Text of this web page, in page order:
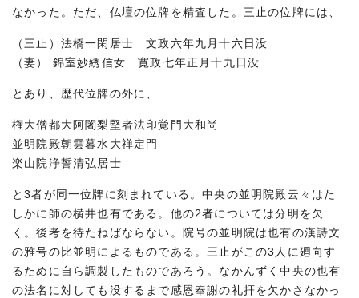
なかった。ただ、仏壇の位牌を精査した。三止の位牌には、
（三止）法橋一閑居士 文政六年九月十六日没
（妻） 錦室妙綉信女 寛政七年正月十九日没
とあり、歴代位牌の外に、
権大僧都大阿闍梨堅者法印覚門大和尚
並明院殿朝雲暮水大禅定門
楽山院浄誓清弘居士
と3者が同一位牌に刻まれている。中央の並明院殿云々はた
しかに師の横井也有である。他の2者については分明を欠
く。後考を待たねばならない。院号の並明院は也有の漢詩文
の雅号の比並明によるものである。三止がこの3人に廻向す
るために自ら調製したものであろう。なかんずく中央の也有
の法名に対しても没するまで感恩奉謝の礼拝を欠かさなかっ